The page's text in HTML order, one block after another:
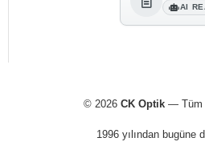
AI
© 2026 CK Optik— Tüm
1996 yılından bugüne